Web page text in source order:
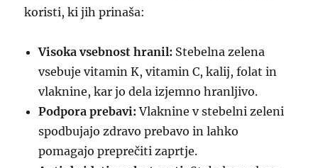
koristi, ki jih prinaša:
Visoka vsebnost hranil: Stebelna zelena
vsebuje vitamin K, vitamin C, kalij, folat in
vlaknine, kar jo dela izjemno hranljivo.
Podpora prebavi: Vlaknine v stebelni zeleni
spodbujajo zdravo prebavo in lahko
pomagajo preprečiti zaprtje.